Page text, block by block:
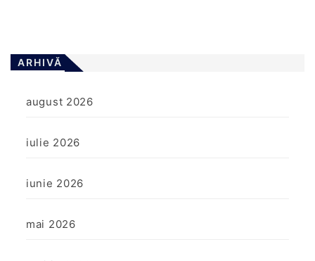
ARHIVĂ
august 2026
iulie 2026
iunie 2026
mai 2026